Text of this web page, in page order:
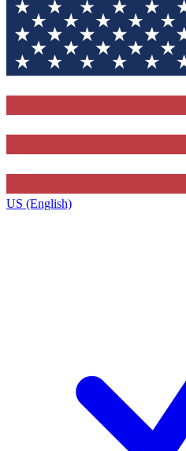
US (English)